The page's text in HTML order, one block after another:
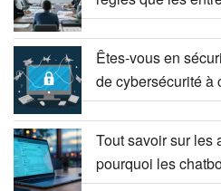
Êtes-vous en
de cybersécurité à
Tout savoir sur les
pourquoi les